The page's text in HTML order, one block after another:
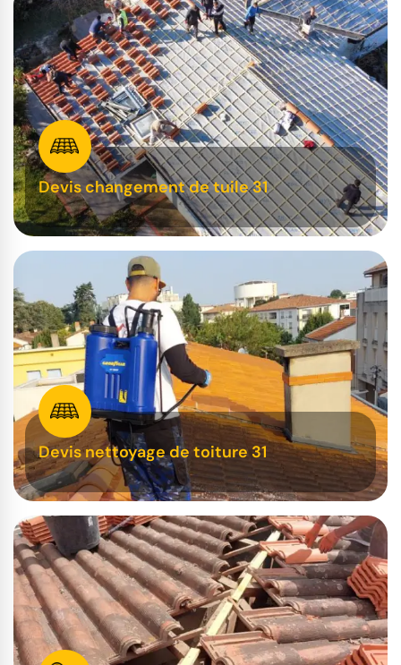
Devis changement de tuile 31
Devis nettoyage de toiture 31